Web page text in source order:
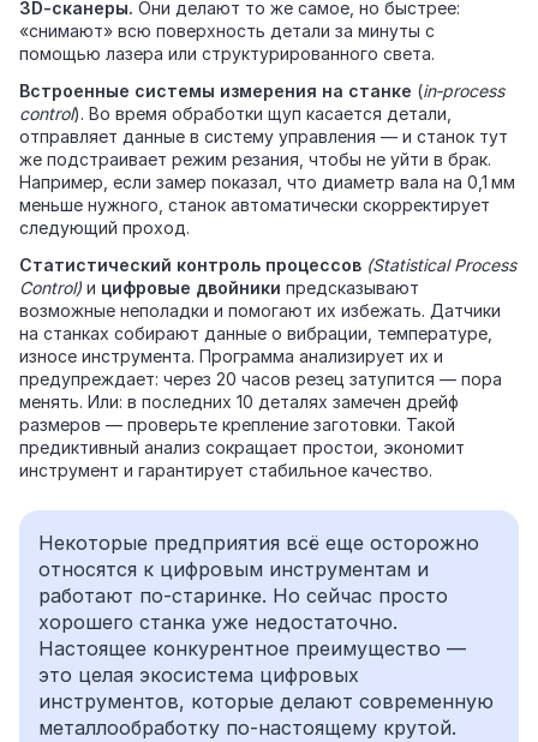
3D‑сканеры. Они делают то же самое, но быстрее:
«снимают» всю поверхность детали за минуты с
помощью лазера или структурированного света.
Встроенные системы измерения на станке (in‑process
control). Во время обработки щуп касается детали,
отправляет данные в систему управления — и станок тут
же подстраивает режим резания, чтобы не уйти в брак.
Например, если замер показал, что диаметр вала на 0,1 мм
меньше нужного, станок автоматически скорректирует
следующий проход.
Статистический контроль процессов (Statistical Process
Control) и цифровые двойники предсказывают
возможные неполадки и помогают их избежать. Датчики
на станках собирают данные о вибрации, температуре,
износе инструмента. Программа анализирует их и
предупреждает: через 20 часов резец затупится — пора
менять. Или: в последних 10 деталях замечен дрейф
размеров — проверьте крепление заготовки. Такой
предиктивный анализ сокращает простои, экономит
инструмент и гарантирует стабильное качество.
Некоторые предприятия всё еще осторожно
относятся к цифровым инструментам и
работают по-старинке. Но сейчас просто
хорошего станка уже недостаточно.
Настоящее конкурентное преимущество —
это целая экосистема цифровых
инструментов, которые делают современную
металлообработку по‑настоящему крутой.